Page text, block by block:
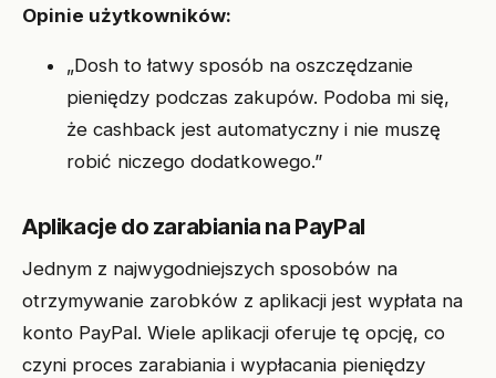
Opinie użytkowników:
„Dosh to łatwy sposób na oszczędzanie
pieniędzy podczas zakupów. Podoba mi się,
że cashback jest automatyczny i nie muszę
robić niczego dodatkowego.”
Aplikacje do zarabiania na PayPal
Jednym z najwygodniejszych sposobów na
otrzymywanie zarobków z aplikacji jest wypłata na
konto PayPal. Wiele aplikacji oferuje tę opcję, co
czyni proces zarabiania i wypłacania pieniędzy